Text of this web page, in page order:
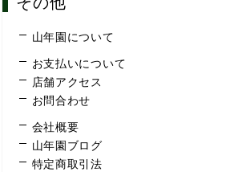
山年園について
お支払いについて
店舗アクセス
お問合わせ
会社概要
山年園ブログ
特定商取引法